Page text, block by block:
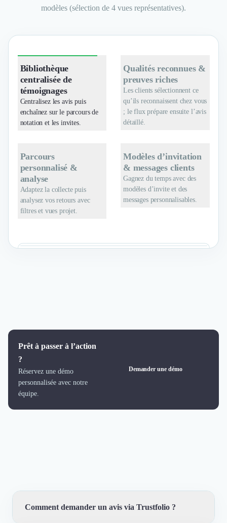
modèles (sélection de 4 vues représentatives).
Bibliothèque
centralisée de
témoignages
Centralisez les avis puis
enchaînez sur le parcours de
notation et les invites.
Qualités reconnues &
preuves riches
Les clients sélectionnent ce
qu’ils reconnaissent chez vous
; le flux prépare ensuite l’avis
détaillé.
Parcours
personnalisé &
analyse
Adaptez la collecte puis
analysez vos retours avec
filtres et vues projet.
Modèles d’invitation
& messages clients
Gagnez du temps avec des
modèles d’invite et des
messages personnalisables.
Prêt à passer à l’action
?
Réservez une démo
personnalisée avec notre
équipe.
Demander une démo
Comment demander un avis via Trustfolio ?